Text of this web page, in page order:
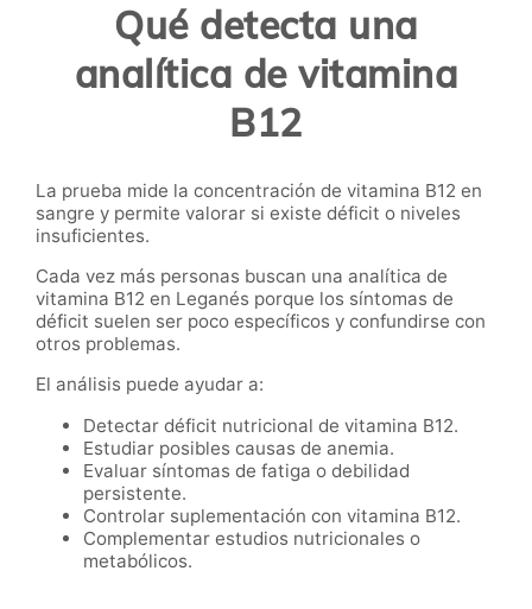
Qué detecta una
analítica de vitamina
B12
La prueba mide la concentración de vitamina B12 en
sangre y permite valorar si existe déficit o niveles
insuficientes.
Cada vez más personas buscan una analítica de
vitamina B12 en Leganés porque los síntomas de
déficit suelen ser poco específicos y confundirse con
otros problemas.
El análisis puede ayudar a:
Detectar déficit nutricional de vitamina B12.
Estudiar posibles causas de anemia.
Evaluar síntomas de fatiga o debilidad
persistente.
Controlar suplementación con vitamina B12.
Complementar estudios nutricionales o
metabólicos.